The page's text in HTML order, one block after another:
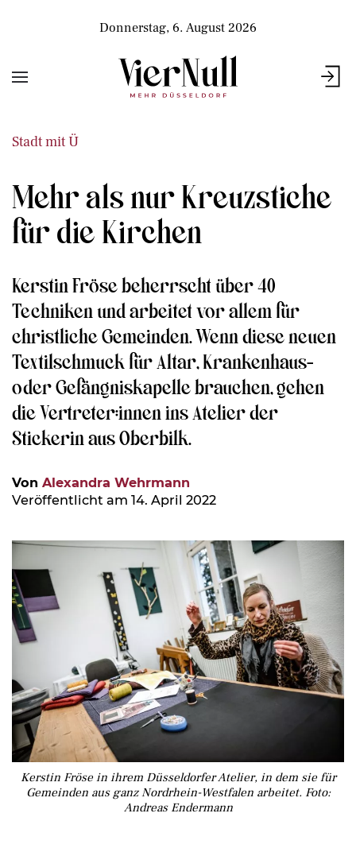
Donnerstag, 6. August 2026
Stadt mit Ü
Mehr als nur Kreuzstiche
für die Kirchen
Kerstin Fröse beherrscht über 40
Techniken und arbeitet vor allem für
christliche Gemeinden. Wenn diese neuen
Textilschmuck für Altar, Krankenhaus-
oder Gefängniskapelle brauchen, gehen
die Vertreter:innen ins Atelier der
Stickerin aus Oberbilk.
Von Alexandra Wehrmann
Veröffentlicht am 14. April 2022
Kerstin Fröse in ihrem Düsseldorfer Atelier, in dem sie für
Gemeinden aus ganz Nordrhein-Westfalen arbeitet. Foto:
Andreas Endermann